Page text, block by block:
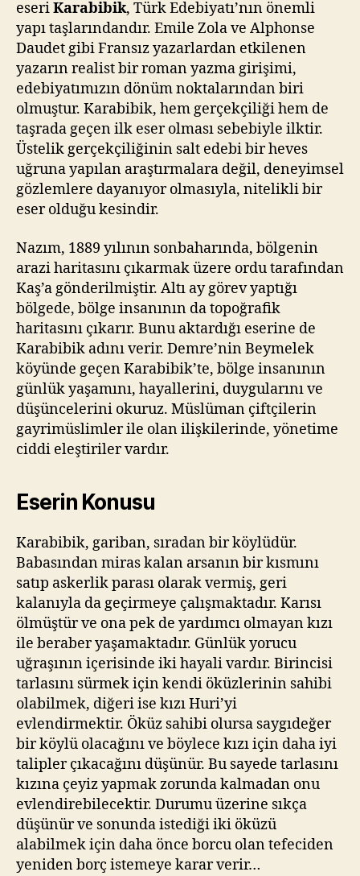
eseriKarabibik, Türk Edebiyatı’nın önemli
yapı taşlarındandır. Emile Zola ve Alphonse
Daudet gibi Fransız yazarlardan etkilenen
yazarın realist bir roman yazma girişimi,
edebiyatımızın dönüm noktalarından biri
olmuştur. Karabibik, hem gerçekçiliği hem de
taşrada geçen ilk eser olması sebebiyle ilktir.
Üstelik gerçekçiliğinin salt edebi bir heves
uğruna yapılan araştırmalara değil, deneyimsel
gözlemlere dayanıyor olmasıyla, nitelikli bir
eser olduğu kesindir.
Nazım, 1889 yılının sonbaharında, bölgenin
arazi haritasını çıkarmak üzere ordu tarafından
Kaş’a gönderilmiştir. Altı ay görev yaptığı
bölgede, bölge insanının da topoğrafik
haritasını çıkarır. Bunu aktardığı eserine de
Karabibik adını verir. Demre’nin Beymelek
köyünde geçen Karabibik’te, bölge insanının
günlük yaşamını, hayallerini, duygularını ve
düşüncelerini okuruz. Müslüman çiftçilerin
gayrimüslimler ile olan ilişkilerinde, yönetime
ciddi eleştiriler vardır.
Eserin Konusu
Karabibik, gariban, sıradan bir köylüdür.
Babasından miras kalan arsanın bir kısmını
satıp askerlik parası olarak vermiş, geri
kalanıyla da geçirmeye çalışmaktadır. Karısı
ölmüştür ve ona pek de yardımcı olmayan kızı
ile beraber yaşamaktadır. Günlük yorucu
uğraşının içerisinde iki hayali vardır. Birincisi
tarlasını sürmek için kendi öküzlerinin sahibi
olabilmek, diğeri ise kızı Huri’yi
evlendirmektir. Öküz sahibi olursa saygıdeğer
bir köylü olacağını ve böylece kızı için daha iyi
talipler çıkacağını düşünür. Bu sayede tarlasını
kızına çeyiz yapmak zorunda kalmadan onu
evlendirebilecektir. Durumu üzerine sıkça
düşünür ve sonunda istediği iki öküzü
alabilmek için daha önce borcu olan tefeciden
yeniden borç istemeye karar verir…